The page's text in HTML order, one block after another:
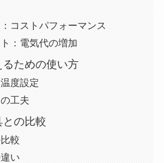
コストパフォーマンス
：電気代の増加
ための使い方
度設定
工夫
の比較
較
い